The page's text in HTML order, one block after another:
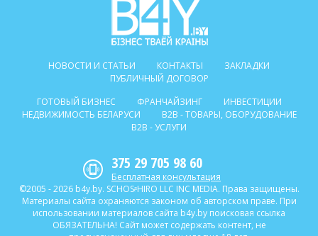
НОВОСТИ И СТАТЬИ КОНТАКТЫ
ЗАКЛАДКИ
ПУБЛИЧНЫЙ ДОГОВОР
ГОТОВЫЙ БИЗНЕС
ФРАНЧАЙЗИНГ
ИНВЕСТИЦИИ
НЕДВИЖИМОСТЬ БЕЛАРУСИ
B2B - ТОВАРЫ, ОБОРУДОВАНИЕ
B2B - УСЛУГИ
375 29 705 98 60
Бесплатная консультация
©2005 - 2026 b4y.by. SCHOSᶳHIRO LLC INC MEDIA. Права защищены.
Материалы сайта охраняются законом об авторском праве. При
использовании материалов сайта b4y.by поисковая ссылка
ОБЯЗАТЕЛЬНА! Сайт может содержать контент, не